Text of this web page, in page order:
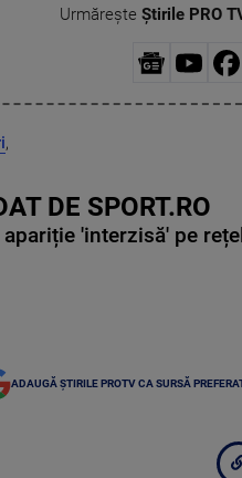
Urmărește Știrile PRO
,
DE SPORT.RO
apariție 'interzisă' pe
ADAUGĂ ȘTIRILE PROTV CA SURSĂ